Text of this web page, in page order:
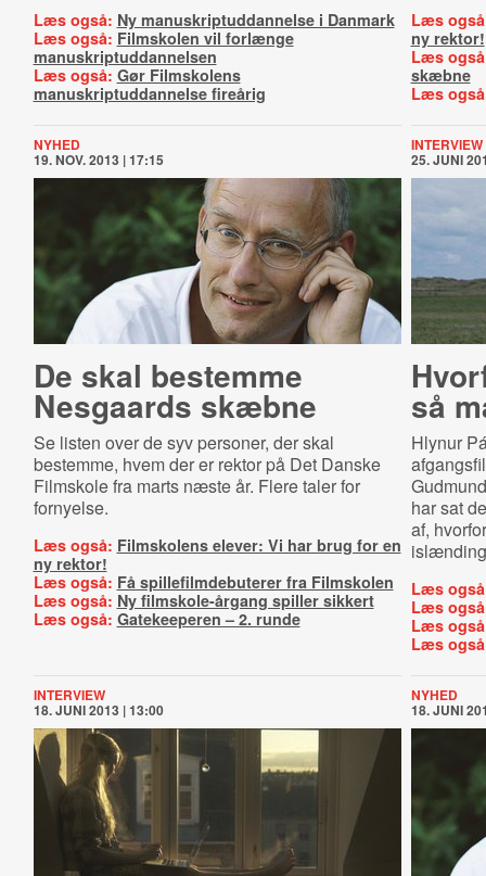
Læs også: Ny manuskriptuddannelse i Danmark
Læs også: Filmskolen vil forlænge
manuskriptuddannelsen
Læs også: Gør Filmskolens
manuskriptuddannelse fireårig
Læs
ny rektor!
Læs
skæbne
Læs
NYHED
19. NOV. 2013 | 17:15
De skal bestemme
Nesgaards skæbne
Se listen over de syv personer, der skal
bestemme, hvem der er rektor på Det Danske
Filmskole fra marts næste år. Flere taler for
fornyelse.
Læs også: Filmskolens elever: Vi har brug for en
ny rektor!
Læs også: Få spillefilmdebuterer fra Filmskolen
Læs også: Ny filmskole-årgang spiller sikkert
Læs også: Gatekeeperen – 2. runde
INTERVIEW
25. JUNI
så
Hlynur
har sat
af,
Læs
Læs
Læs
Læs
INTERVIEW
18. JUNI 2013 | 13:00
NYHED
18. JUNI